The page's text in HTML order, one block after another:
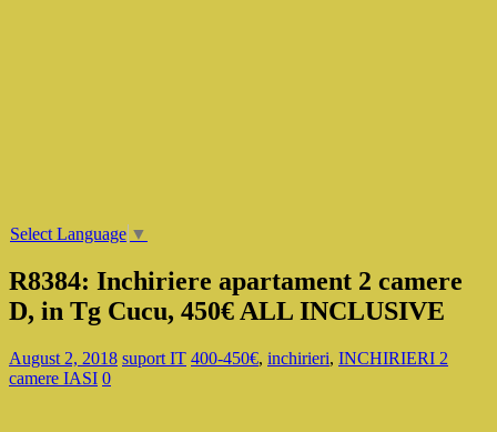
Select Language ▼
R8384: Inchiriere apartament 2 camere
D, in Tg Cucu, 450€ ALL INCLUSIVE
August 2, 2018 suport IT 400-450€, inchirieri, INCHIRIERI 2
camere IASI 0